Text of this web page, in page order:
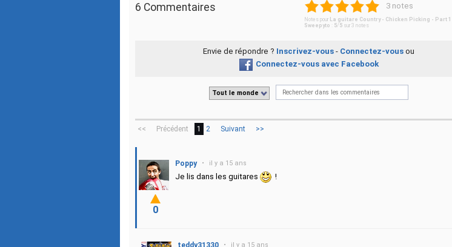
6 Commentaires 1 2 3 4 5 3 notes
Notes pour La guitare Country - Chicken Picking - Part 1 |
Sweepyto
5/ 5 sur 3 notes
Envie de répondre ? Inscrivez-vous - Connectez-vous ou
Connectez-vous avec Facebook
Tout le monde
<< Précédent 1 2 Suivant >>
Poppy • il y a 15 ans
Je lis dans les guitares !
0
teddy31330 • il y a 15 ans